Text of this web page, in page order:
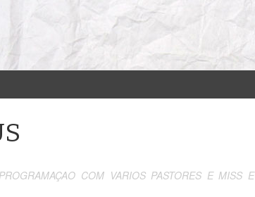
COM VARIOS PASTORES E MISS E